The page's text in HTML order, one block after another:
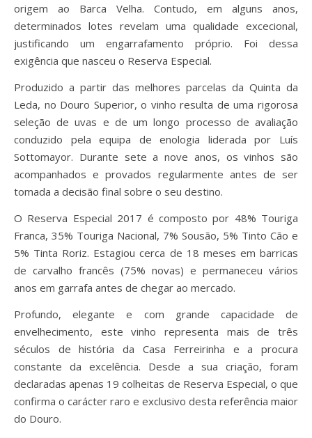
origem ao Barca Velha. Contudo, em alguns anos,
determinados lotes revelam uma qualidade excecional,
justificando um engarrafamento próprio. Foi dessa
exigência que nasceu o Reserva Especial.
Produzido a partir das melhores parcelas da Quinta da
Leda, no Douro Superior, o vinho resulta de uma rigorosa
seleção de uvas e de um longo processo de avaliação
conduzido pela equipa de enologia liderada por Luís
Sottomayor. Durante sete a nove anos, os vinhos são
acompanhados e provados regularmente antes de ser
tomada a decisão final sobre o seu destino.
O Reserva Especial 2017 é composto por 48% Touriga
Franca, 35% Touriga Nacional, 7% Sousão, 5% Tinto Cão e
5% Tinta Roriz. Estagiou cerca de 18 meses em barricas
de carvalho francês (75% novas) e permaneceu vários
anos em garrafa antes de chegar ao mercado.
Profundo, elegante e com grande capacidade de
envelhecimento, este vinho representa mais de três
séculos de história da Casa Ferreirinha e a procura
constante da excelência. Desde a sua criação, foram
declaradas apenas 19 colheitas de Reserva Especial, o que
confirma o carácter raro e exclusivo desta referência maior
do Douro.